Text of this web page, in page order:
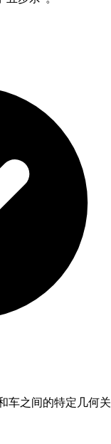
车之间的特定几何关